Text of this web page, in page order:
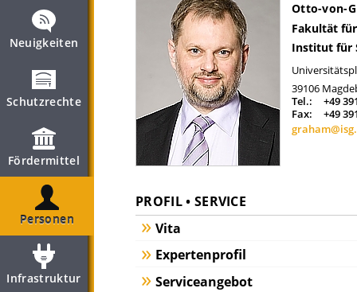
Neuigkeiten
Schutzrechte
Fördermittel
Personen
Infrastruktur
Otto-von-
Fakultät
Institut für
39106
Tel.:
+49
Fax:
+49
PROFIL • SERVICE
Vita
Expertenprofil
Serviceangebot